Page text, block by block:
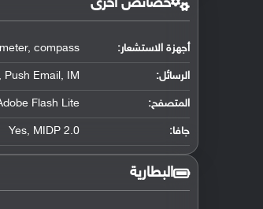
أجهزة الاستشعار: compass
الرسائل: Push Email, IM
المتصفح: Flash Lite
جافا: Yes, MIDP 2.0
البطارية